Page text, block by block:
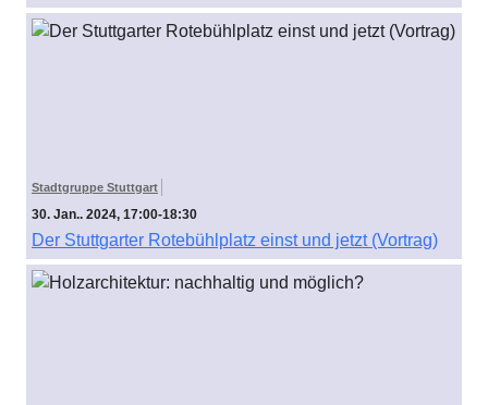
Stadtgruppe Stuttgart
30. Jan.. 2024, 17:00-18:30
Der Stuttgarter Rotebühlplatz einst und jetzt (Vortrag)